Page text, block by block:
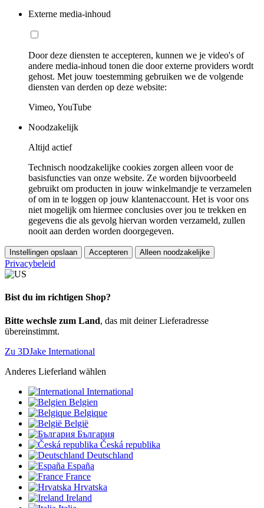
Externe media-inhoud
Door deze diensten te accepteren, kunnen we je video's of
andere media-inhoud tonen die door externe providers wordt
gehost. Met jouw toestemming gebruiken we de volgende
diensten van derden op deze website:
Vimeo, YouTube
Noodzakelijk
Altijd actief
Technisch noodzakelijke cookies zorgen alleen voor de
basisfuncties van onze website. Ze worden bijvoorbeeld
gebruikt om producten in jouw winkelmandje te verzamelen
of om in te loggen op jouw klantenaccount. Het is voor ons
niet mogelijk om hiermee conclusies over jou te trekken en
gegevens die als gevolg hiervan worden verzameld, zullen
nooit aan derden worden doorgegeven.
Instellingen opslaan Accepteren Alleen noodzakelijke
Privacybeleid
Bist du im richtigen Shop?
Bitte wechsle zum Land, das mit deiner Lieferadresse
übereinstimmt.
Zu 3DJake International
Anderes Lieferland wählen
International
Belgien
Belgique
België
България
Česká republika
Deutschland
España
France
Hrvatska
Ireland